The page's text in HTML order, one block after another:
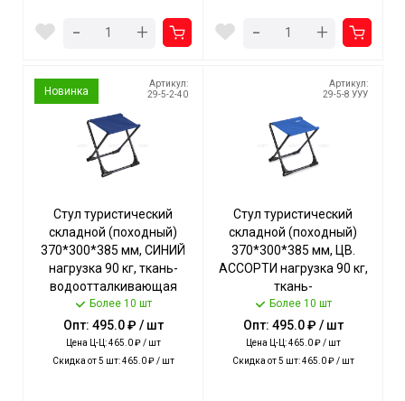
- + - +
Новинка
Артикул:
29-5-2-40
Стул туристический
складной (походный)
370*300*385 мм, СИНИЙ
нагрузка 90 кг, ткань-
водоотталкивающая
пропитка арт. ПС+/С NIKA
[5]
Более 10 шт
Опт: 495.0 ₽ / шт
Цена Ц-Ц: 465.0 ₽ / шт
Скидка от 5 шт: 465.0 ₽ / шт
Артикул:
29-5-8 УУУ
Стул туристический
складной (походный)
370*300*385 мм, ЦВ.
АССОРТИ нагрузка 90 кг,
ткань-
водоотталкивающая
пропитка арт. ПС+ NIKA [5]
Более 10 шт
Опт: 495.0 ₽ / шт
Цена Ц-Ц: 465.0 ₽ / шт
Скидка от 5 шт: 465.0 ₽ / шт